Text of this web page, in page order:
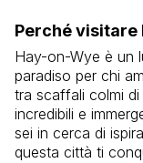
Perché visitare
Hay-on-Wye è un
paradiso per chi
tra scaffali colmi
incredibili e
sei in cerca di
questa città ti